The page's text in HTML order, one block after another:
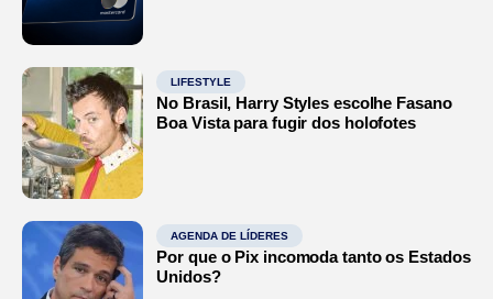
LIFESTYLE
No Brasil, Harry Styles escolhe Fasano
Boa Vista para fugir dos holofotes
AGENDA DE LÍDERES
Por que o Pix incomoda tanto os Estados
Unidos?